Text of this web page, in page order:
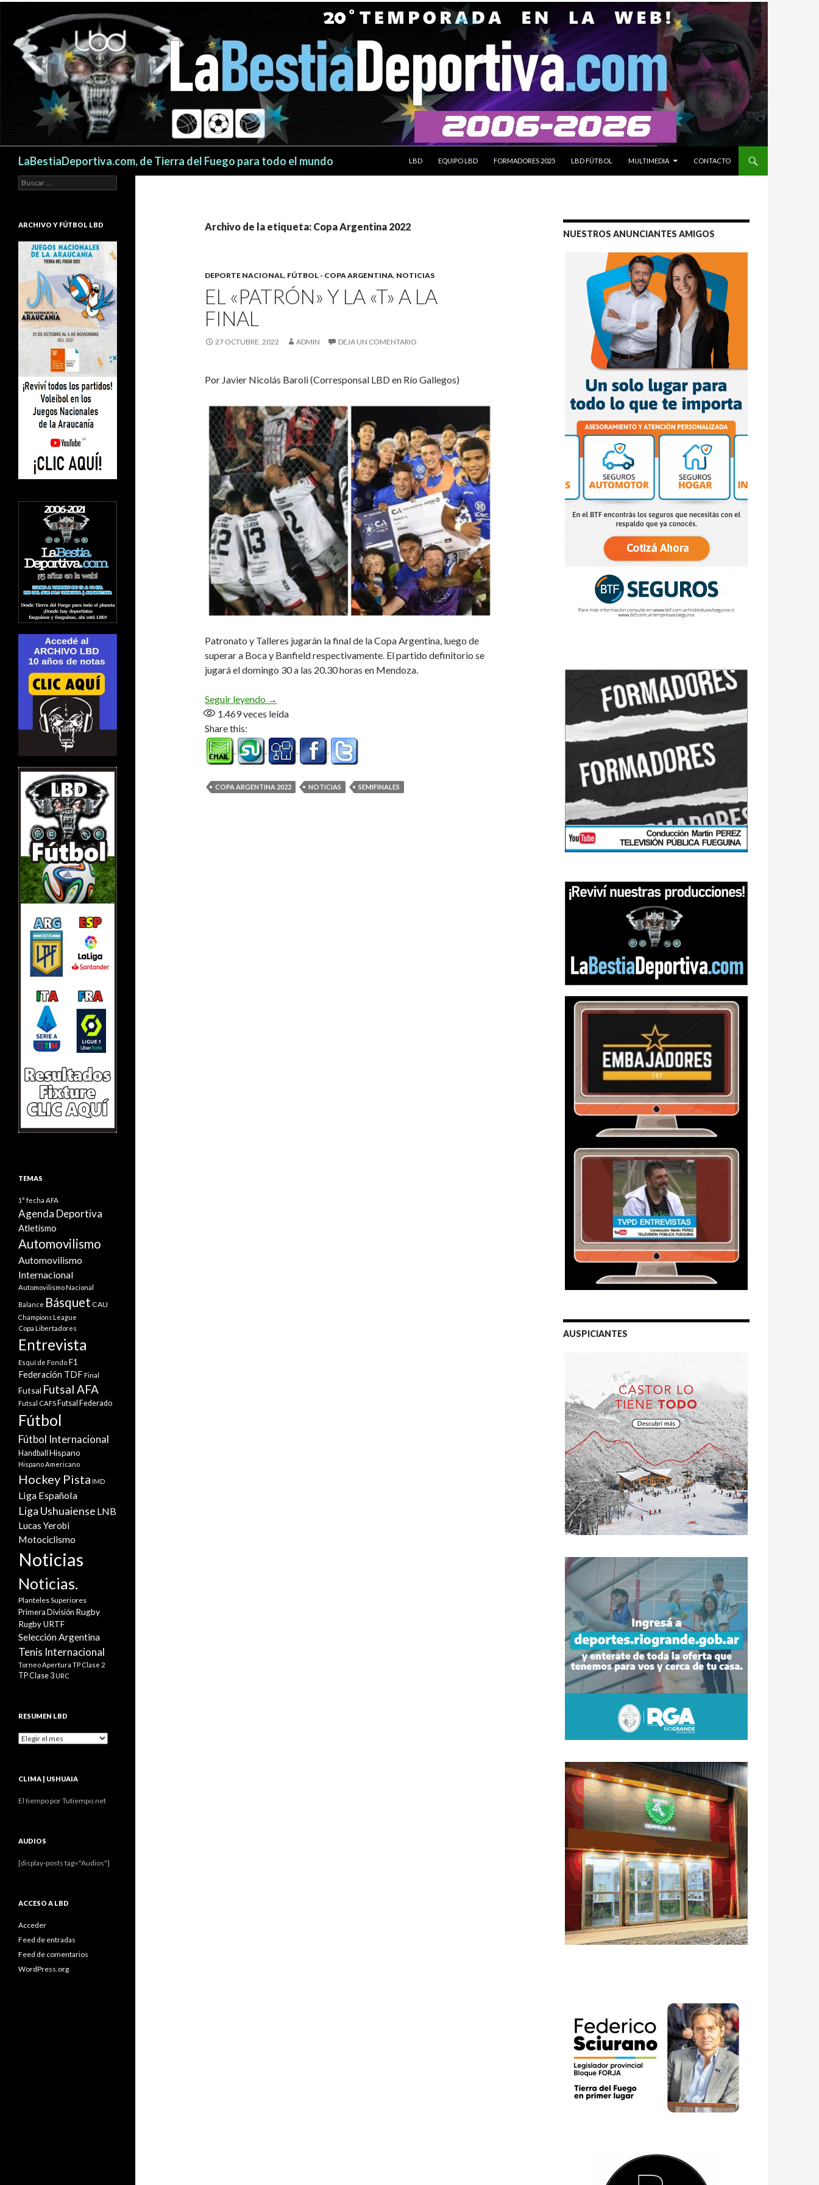
LaBestiaDeportiva.com, de Tierra del Fuego para todo el mundo
LBD
EQUIPO LBD FORMADORES 2025 LBD FÚTBOL MULTIMEDIA CONTACTO
Archivo de la etiqueta: Copa Argentina 2022
DEPORTE NACIONAL, FÚTBOL - COPA ARGENTINA, NOTICIAS
EL «PATRÓN» Y LA «T» A LA
FINAL
27 OCTUBRE, 2022 ADMIN DEJA UN COMENTARIO
Por Javier Nicolás Baroli (Corresponsal LBD en Río Gallegos)
Patronato y Talleres jugarán la final de la Copa Argentina, luego de
superar a Boca y Banfield respectivamente. El partido definitorio se
jugará el domingo 30 a las 20.30 horas en Mendoza.
Seguir leyendo El «Patrón» y la «T» a la final
→
1.469veces leída
Share this:
COPA ARGENTINA 2022 NOTICIAS SEMIFINALES
NUESTROS ANUNCIANTES AMIGOS
AUSPICIANTES
Buscar:
ARCHIVO Y FÚTBOL LBD
TEMAS
1° fecha AFA
Agenda Deportiva
Atletismo
Automovilismo
Automovilismo
Internacional
Automovilismo Nacional
Balance Básquet CAU
Champions League
Copa Libertadores
Entrevista
Esquí de Fondo F1
Federación TDF Final
Futsal Futsal AFA
Futsal CAFS Futsal Federado
Fútbol
Fútbol Internacional
Handball Hispano
Hispano Americano
Hockey Pista IMD
Liga Española
Liga Ushuaiense LNB
Lucas Yerobi
Motociclismo
Noticias
Noticias.
Planteles Superiores
Primera División Rugby
Rugby URTF
Selección Argentina
Tenis Internacional
Torneo Apertura TP Clase 2
TP Clase 3URC
RESUMEN LBD
Resumen
CLIMA | USHUAIA
El tiempo por Tutiempo.net
AUDIOS
[display-posts tag="Audios"]
ACCESO A LBD
Acceder
Feed de entradas
Feed de comentarios
WordPress.org